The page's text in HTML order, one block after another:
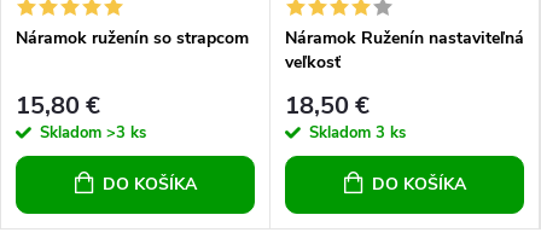
Náramok ruženín so strapcom
15,80 €
Skladom >3 ks
DO KOŠÍKA
Náramok Ruženín nastaviteľná
veľkosť
18,50 €
Skladom 3 ks
DO KOŠÍKA